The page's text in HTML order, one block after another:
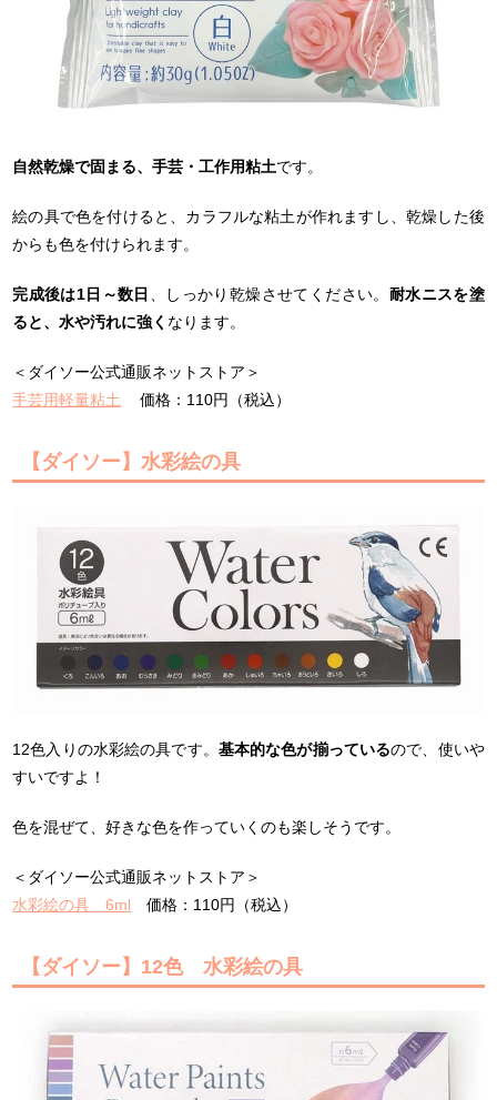
自然乾燥で固まる、手芸・工作用粘土です。
絵の具で色を付けると、カラフルな粘土が作れますし、乾燥した後
からも色を付けられます。
完成後は1日～数日 、しっかり乾燥させてください。 耐水ニスを塗
ると、水や汚れに強く なります。
＜ダイソー公式通販ネットストア＞
手芸用軽量粘土
価格：110円（税込）
【ダイソー】水彩絵の具
12色入りの水彩絵の具です。 基本的な色が揃っているので、使いや
すいですよ！
色を混ぜて、好きな色を作っていくのも楽しそうです。
＜ダイソー公式通販ネットストア＞
水彩絵の具 6ml 価格：110円（税込）
【ダイソー】12色 水彩絵の具